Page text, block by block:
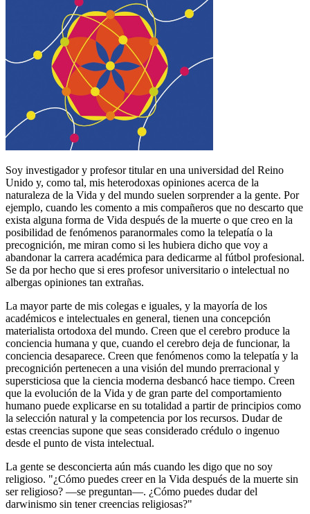
Soy investigador y profesor titular en una universidad del Reino
Unido y, como tal, mis heterodoxas opiniones acerca de la
naturaleza de la Vida y del mundo suelen sorprender a la gente. Por
ejemplo, cuando les comento a mis compañeros que no descarto que
exista alguna forma de Vida después de la muerte o que creo en la
posibilidad de fenómenos paranormales como la telepatía o la
precognición, me miran como si les hubiera dicho que voy a
abandonar la carrera académica para dedicarme al fútbol profesional.
Se da por hecho que si eres profesor universitario o intelectual no
albergas opiniones tan extrañas.
La mayor parte de mis colegas e iguales, y la mayoría de los
académicos e intelectuales en general, tienen una concepción
materialista ortodoxa del mundo. Creen que el cerebro produce la
conciencia humana y que, cuando el cerebro deja de funcionar, la
conciencia desaparece. Creen que fenómenos como la telepatía y la
precognición pertenecen a una visión del mundo prerracional y
supersticiosa que la ciencia moderna desbancó hace tiempo. Creen
que la evolución de la Vida y de gran parte del comportamiento
humano puede explicarse en su totalidad a partir de principios como
la selección natural y la competencia por los recursos. Dudar de
estas creencias supone que seas considerado crédulo o ingenuo
desde el punto de vista intelectual.
La gente se desconcierta aún más cuando les digo que no soy
religioso. "¿Cómo puedes creer en la Vida después de la muerte sin
ser religioso? ―se preguntan―. ¿Cómo puedes dudar del
darwinismo sin tener creencias religiosas?"